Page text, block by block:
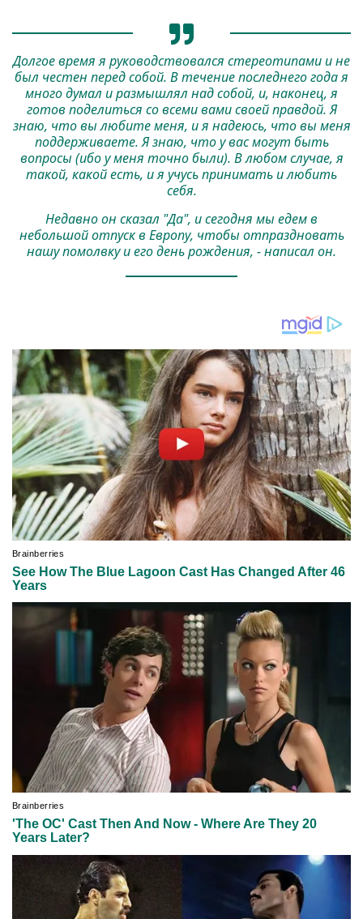
Долгое время я руководствовался стереотипами и не
был честен перед собой. В течение последнего года я
много думал и размышлял над собой, и, наконец, я
готов поделиться со всеми вами своей правдой. Я
знаю, что вы любите меня, и я надеюсь, что вы меня
поддерживаете. Я знаю, что у вас могут быть
вопросы (ибо у меня точно были). В любом случае, я
такой, какой есть, и я учусь принимать и любить
себя.
Недавно он сказал "Да", и сегодня мы едем в
небольшой отпуск в Европу, чтобы отпраздновать
нашу помолвку и его день рождения, - написал он.